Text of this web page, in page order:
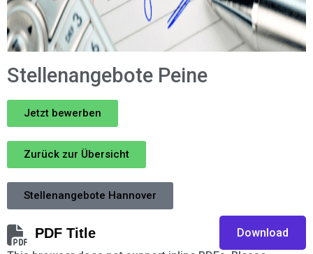
Stellenangebote Peine
Jetzt bewerben
Zurück zur Übersicht
Stellenangebote Hannover
PDF Title
Download